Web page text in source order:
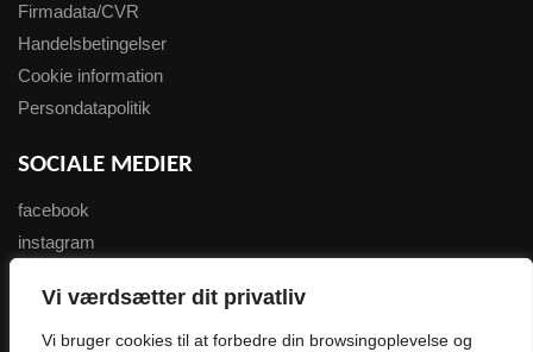
Vi værdsætter dit privatliv
Vi bruger cookies til at forbedre din browsingoplevelse og
Firmadata/CVR
Handelsbetingelser
Cookie information
Persondatapolitik
SOCIALE MEDIER
facebook
instagram
NYHEDSBREV